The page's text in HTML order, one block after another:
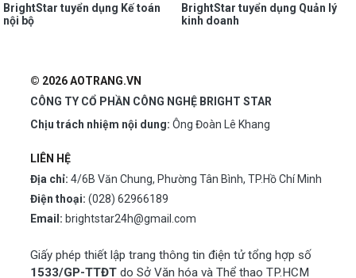
BrightStar tuyển dụng Kế toán
nội bộ
BrightStar tuyển dụng Quản lý
kinh doanh
© 2026 AOTRANG.VN
CÔNG TY CỔ PHẦN CÔNG NGHỆ BRIGHT STAR
Chịu trách nhiệm nội dung: Ông Đoàn Lê Khang
LIÊN HỆ
Địa chỉ: 4/6B Văn Chung, Phường Tân Bình, TP.Hồ Chí Minh
Điện thoại: (028) 62966189
Email: brightstar24h@gmail.com
Giấy phép thiết lập trang thông tin điện tử tổng hợp số
1533/GP-TTĐT do Sở Văn hóa và Thể thao TP.HCM